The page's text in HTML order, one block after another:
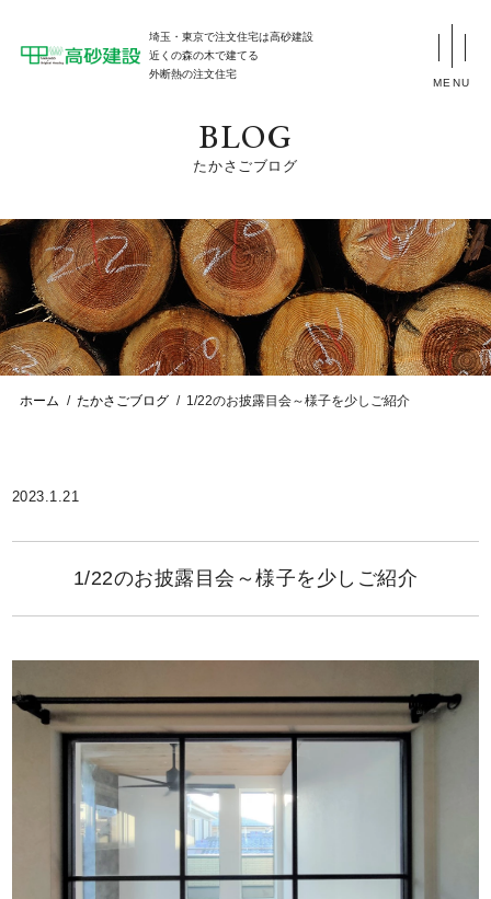
埼玉・東京で注文住宅は高砂建設
近くの森の木で建てる
外断熱の注文住宅
MENU
BLOG
たかさごブログ
ホーム たかさごブログ 1/22のお披露目会～様子を少しご紹介
2023.1.21
1/22のお披露目会～様子を少しご紹介